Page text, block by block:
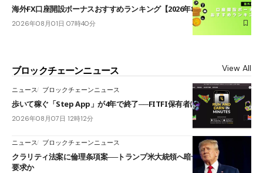
海外FX口座開設ボーナスおすすめランキング【2026年8月最新】
2026年08月01日 07時40分
ブロックチェーンニュース View All
ニュース ブロックチェーンニュース
歩いて稼ぐ「Step App」が4年で終了──FITFI保有者に対応呼びかけ
2026年08月07日 12時12分
ニュース ブロックチェーンニュース
クラリティ法案に倫理条項案──トランプ米大統領へ暗号資産事業の売却
要求か